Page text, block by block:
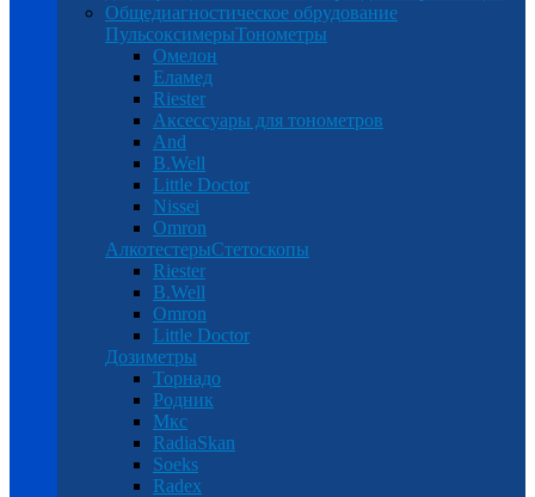
Общедиагностическое обрудование
ПульсоксимерыТонометры
Омелон
Еламед
Riester
Аксессуары для тонометров
And
B.Well
Little Doctor
Nissei
Omron
АлкотестерыСтетоскопы
Riester
B.Well
Omron
Little Doctor
Дозиметры
Торнадо
Родник
Мкс
RadiaSkan
Soeks
Radex